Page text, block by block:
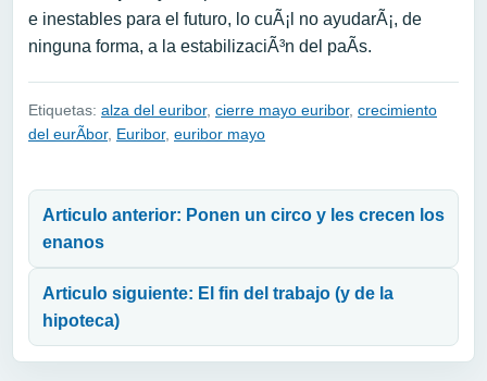
e inestables para el futuro, lo cuÃ¡l no ayudarÃ¡, de
ninguna forma, a la estabilizaciÃ³n del paÃ­s.
Etiquetas: alza del euribor, cierre mayo euribor, crecimiento
del eurÃ­bor, Euribor, euribor mayo
Articulo anterior: Ponen un circo y les crecen los
enanos
Articulo siguiente: El fin del trabajo (y de la
hipoteca)